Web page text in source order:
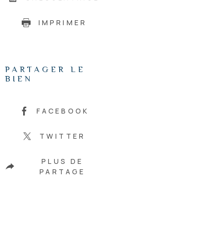
IMPRIMER
PARTAGER LE
BIEN
FACEBOOK
TWITTER
PLUS DE
PARTAGE